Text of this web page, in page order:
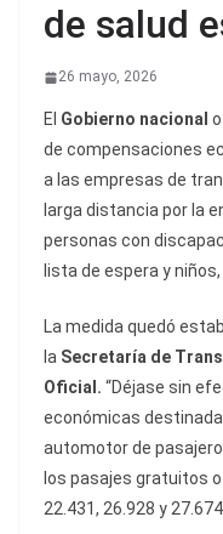
de salud
26 mayo, 2026
El Gobierno nacional
de compensaciones
a las empresas de
larga distancia por la
personas con
lista de espera y
La medida quedó
la Secretaría de
Oficial. “Déjase sin
económicas
automotor de
los pasajes gratuitos
22.431, 26.928 y